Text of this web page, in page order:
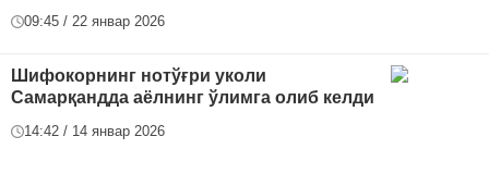
09:45 / 22 январ 2026
Шифокорнинг нотўғри уколи
Самарқандда аёлнинг ўлимга олиб келди
14:42 / 14 январ 2026